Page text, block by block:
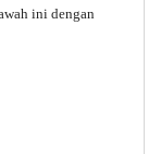
ini dengan